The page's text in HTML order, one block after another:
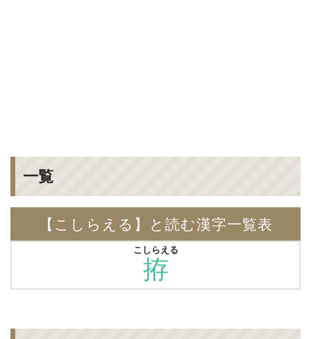
一覧
【こしらえる】と読む漢字一覧表
拵
こしらえる